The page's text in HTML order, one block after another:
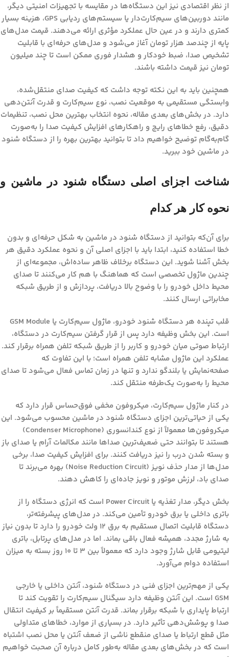
از نظر اقتصادی نیز این دستگاه‌ها در مقایسه با تجهیزات امنیتی دیگر،
مانند دوربین‌های سیم‌کارت‌دار یا سیستم‌های ردیابی GPS، هزینه بسیار
کمتری دارند و در عین حال عملکرد مؤثری ارائه می‌دهند. قیمت مدل‌های
پایه از چندصد هزار تومان آغاز می‌شود و مدل‌های حرفه‌ای با قابلیت
تشخیص صدا، ضبط خودکار و هشدار فوری ممکن است تا چند میلیون
تومان نیز قیمت داشته باشند.
همچنین باید به این نکته توجه داشت که کیفیت صدای منتقل‌شده،
وابستگی مستقیمی به موقعیت نصب، نوع سیم‌کارت و قدرت آنتن‌دهی
دارد. در بخش‌های بعدی مقاله، نحوه انتخاب بهترین محل نصب، تنظیمات
دقیق، رفع خطاهای رایج و راهکارهای افزایش کیفیت صدا را به‌صورت
گام‌به‌گام توضیح خواهیم داد تا بتوانید بهترین بهره را از دستگاه شنود
در ماشین خود ببرید.
شناخت اجزای اصلی دستگاه شنود در ماشین و
نحوه کار هر کدام
برای آن‌که بتوانید از دستگاه شنود در ماشین به شکل حرفه‌ای و بدون
خطا استفاده کنید، ابتدا باید با اجزای اصلی آن و نحوه عملکرد دقیق هر
بخش آشنا شوید. این دستگاه برخلاف ظاهر ساده‌اش، مجموعه‌ای از
چندین ماژول تخصصی است که هماهنگ با هم کار می‌کنند تا صدای
محیط داخل خودرو را با وضوح بالا دریافت، پردازش و از طریق شبکه
مخابراتی ارسال کنند.
قلب تپنده هر دستگاه شنود خودرو، ماژول سیم‌کارت یا GSM Module
است. این بخش وظیفه دارد پس از قرار گرفتن سیم‌کارت در دستگاه،
ارتباط صوتی میان خودرو و کاربر را از طریق شبکه تلفن همراه برقرار کند.
عملکرد این ماژول مشابه تلفن همراه است؛ با این تفاوت که
صفحه‌نمایش یا بلندگو ندارد و تنها در زمان تماس فعال می‌شود تا صدای
محیط را به‌صورت یک‌طرفه منتقل کند.
در کنار ماژول سیم‌کارت، میکروفون مخفی فوق‌حساس قرار دارد که
یکی از حیاتی‌ترین اجزای دستگاه شنود در ماشین محسوب می‌شود. این
میکروفون‌ها معمولاً از نوع کندانسوری (Condenser Microphone)
هستند تا بتوانند حتی ضعیف‌ترین صداها مانند مکالمات آرام یا صدای باز
و بسته شدن درب را نیز دریافت کنند. برای افزایش کیفیت صدا، برخی
مدل‌ها از مدار حذف نویز (Noise Reduction Circuit) بهره می‌برند تا
صدای باد، لرزش موتور و نویز جاده‌ای را کاهش دهند.
بخش دیگر، مدار تغذیه یا Power Circuit است که انرژی دستگاه را از
باتری داخلی یا برق خودرو تأمین می‌کند. در مدل‌های پیشرفته‌تر،
دستگاه قابلیت اتصال مستقیم به برق ۱۲ ولت خودرو را دارد تا بدون نیاز
به شارژ مجدد، همیشه فعال باقی بماند. اما در مدل‌های پرتابل، باتری
لیتیومی قابل شارژ وجود دارد که معمولاً بین ۳ تا ۱۰ روز بسته به میزان
استفاده دوام می‌آورد.
یکی از مهم‌ترین اجزای فنی در دستگاه شنود، آنتن داخلی یا خارجی
GSM است. این آنتن وظیفه دارد سیگنال سیم‌کارت را تقویت کند تا
ارتباط پایداری با شبکه برقرار بماند. قدرت آنتن مستقیماً بر کیفیت انتقال
صدا و پوشش‌دهی تأثیر دارد. در بسیاری از موارد، خطاهای متداولی
مثل قطع ارتباط یا صدای منقطع ناشی از ضعف آنتن یا محل نصب اشتباه
است که در بخش‌های بعدی مقاله به‌طور کامل درباره آن صحبت خواهیم